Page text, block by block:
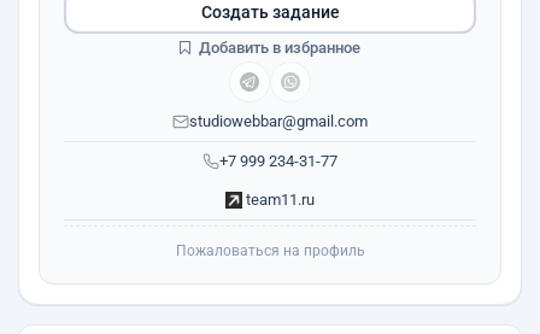
+7 999 234-31-77
studiowebbar@gmail.com
team11.ru
Создать задание
Добавить в избранное
Пожаловаться на профиль